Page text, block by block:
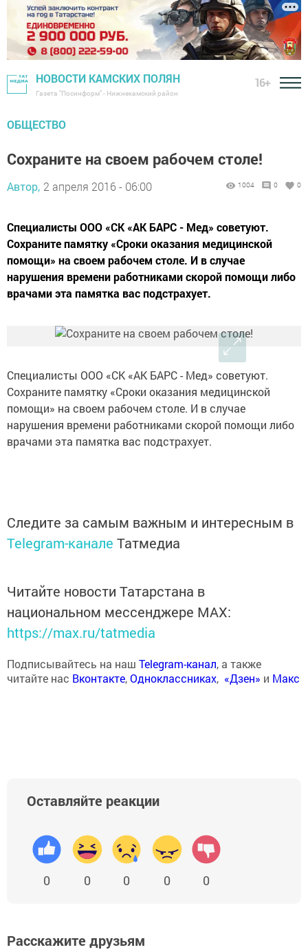
НОВОСТИ КАМСКИХ ПОЛЯН
Газета "Посинформ" - Нижнекамский район
16+
ОБЩЕСТВО
Сохраните на своем рабочем столе!
Автор, 2 апреля 2016 - 06:00 1004 0 0
Специалисты ООО «СК «АК БАРС - Мед» советуют.
Сохраните памятку «Сроки оказания медицинской
помощи» на своем рабочем столе. И в случае
нарушения времени работниками скорой помощи либо
врачами эта памятка вас подстрахует.
Специалисты ООО «СК «АК БАРС - Мед» советуют.
Сохраните памятку «Сроки оказания медицинской
помощи» на своем рабочем столе. И в случае
нарушения времени работниками скорой помощи либо
врачами эта памятка вас подстрахует.
Следите за самым важным и интересным в
Telegram-канале Татмедиа
Читайте новости Татарстана в
национальном мессенджере MАХ:
https://max.ru/tatmedia
Подписывайтесь на наш Telegram-канал, а также
читайте нас Вконтакте,Одноклассниках, «Дзен» и Макс
Оставляйте реакции
0 0 0 0 0
Расскажите друзьям